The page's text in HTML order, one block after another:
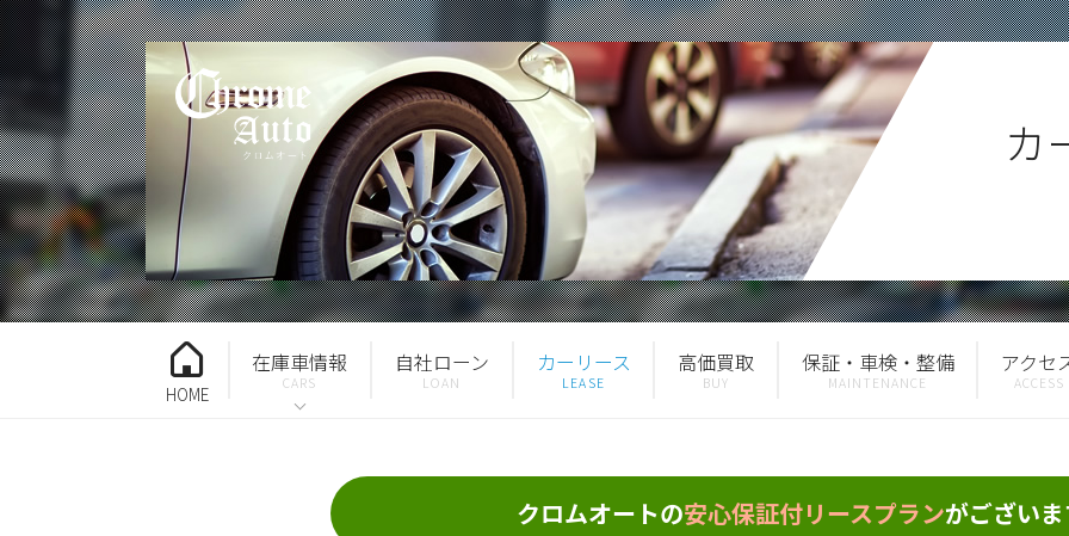
カ
HOME
在庫車情報 自社ローン カーリース 高価買取 保証・車検・整備 アクセ
クロムオートの安心保証付リースプランがござい